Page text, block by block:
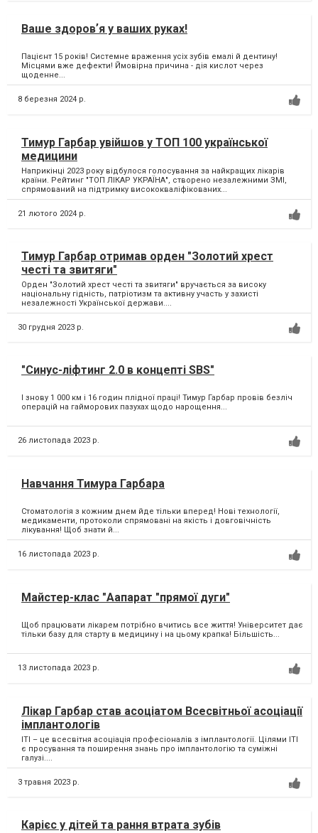
Ваше здоровʼя у ваших руках!
Пацієнт 15 років! Системне враження усіх зубів емалі й дентину!
Місцями вже дефекти! Ймовірна причина - дія кислот через
щоденне...
8 березня 2024 р.
Тимур Гарбар увійшов у ТОП 100 української
медицини
Наприкінці 2023 року відбулося голосування за найкращих лікарів
країни. Рейтинг "ТОП ЛІКАР УКРАЇНА", створено незалежними ЗМІ,
спрямований на підтримку висококваліфікованих...
21 лютого 2024 р.
Тимур Гарбар отримав орден "Золотий хрест
честі та звитяги"
Орден "Золотий хрест честі та звитяги" вручається за високу
національну гідність, патріотизм та активну участь у захисті
незалежності Української держави....
30 грудня 2023 р.
"Синус-ліфтинг 2.0 в концепті SBS"
І знову 1 000 км і 16 годин плідної праці! Тимур Гарбар провів безліч
операцій на гайморових пазухах щодо нарощення...
26 листопада 2023 р.
Навчання Тимура Гарбара
Стоматологія з кожним днем йде тільки вперед! Нові технології,
медикаменти, протоколи спрямовані на якість і довговічність
лікування! Щоб знати й...
16 листопада 2023 р.
Майстер-клас "Аапарат "прямої дуги"
Щоб працювати лікарем потрібно вчитись все життя! Університет дає
тільки базу для старту в медицину і на цьому крапка! Більшість...
13 листопада 2023 р.
Лікар Гарбар став асоціатом Всесвітньої асоціації
імплантологів
ITI – це всесвітня асоціація професіоналів з імплантології. Цілями ITI
є просування та поширення знань про імплантологію та суміжні
галузі....
3 травня 2023 р.
Карієс у дітей та рання втрата зубів